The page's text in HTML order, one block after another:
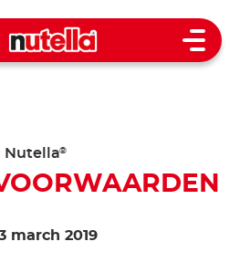
Open
Nutella®
march 2019